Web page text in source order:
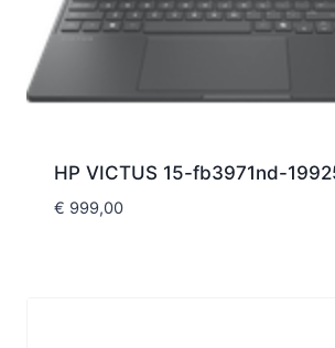
HP VICTUS 15-fb3971nd-
€ 999,00